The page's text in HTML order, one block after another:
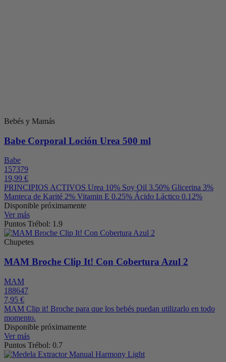
Bebés y Mamás
Babe Corporal Loción Urea 500 ml
Babe
157379
19,99 €
PRINCIPIOS ACTIVOS Urea 10% Soy Oil 3.50% Glicerina 3%
Manteca de Karité 2% Vitamin E 0.25% Ácido Láctico 0.12%
Disponible próximamente
Ver más
Puntos Trébol: 1.9
Chupetes
MAM Broche Clip It! Con Cobertura Azul 2
MAM
188647
7,95 €
MAM Clip it! Broche para que los bebés puedan utilizarlo en todo
momento.
Disponible próximamente
Ver más
Puntos Trébol: 0.7